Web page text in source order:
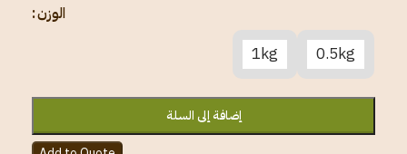
الوزن
0.5kg
1kg
إضافة إلى السلة